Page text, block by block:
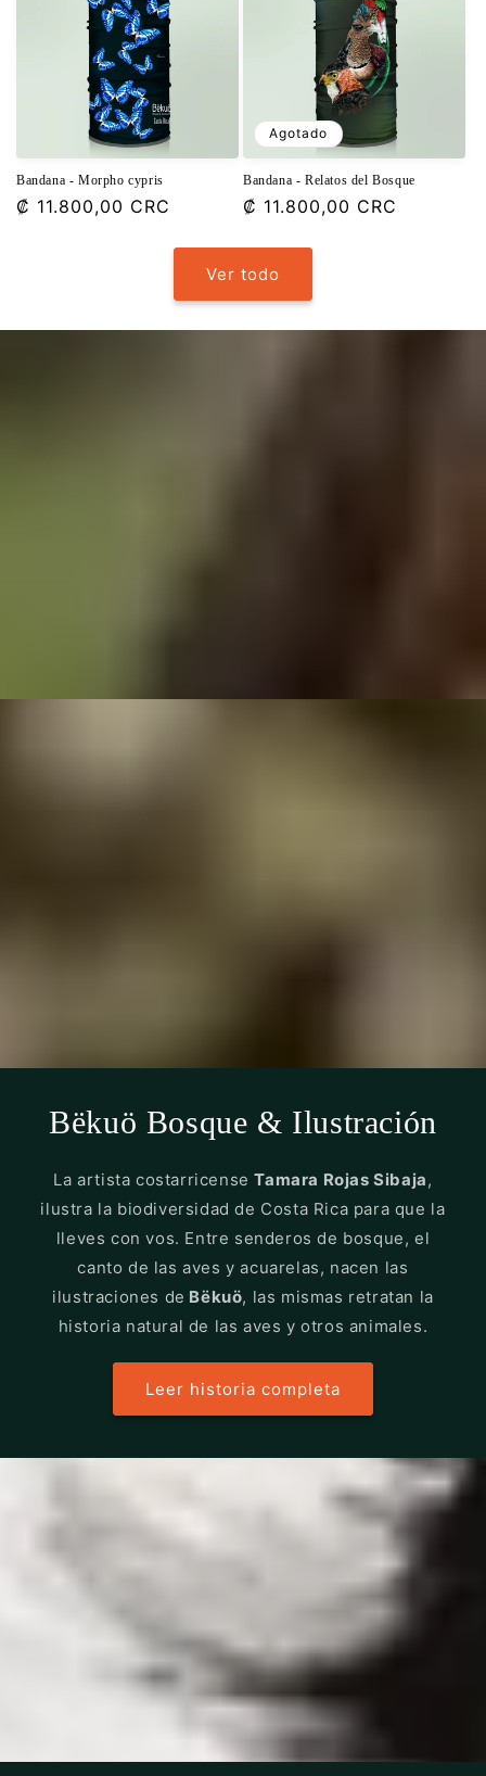
Bandana - Morpho cypris
Precio
₡ 11.800,00 CRC
Agotado
Bandana - Relatos del Bosque
Precio
₡ 11.800,00 CRC
Ver todo
Bëkuö Bosque & Ilustración
La artista costarricenseTamara Rojas Sibaja,
ilustra la biodiversidad de Costa Rica para que la
lleves con vos. Entre senderos de bosque, el
canto de las aves y acuarelas, nacen las
ilustraciones de Bëkuö, las mismas retratan la
historia natural de las aves y otros animales.
Leer historia completa